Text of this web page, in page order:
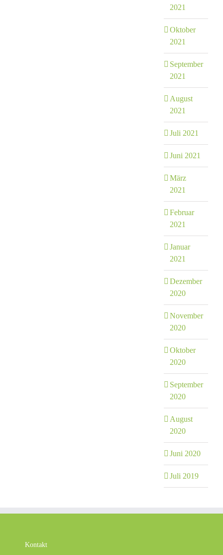
2021
Oktober
2021
September
2021
August
2021
Juli 2021
Juni 2021
März
2021
Februar
2021
Januar
2021
Dezember
2020
November
2020
Oktober
2020
September
2020
August
2020
Juni 2020
Juli 2019
Kontakt